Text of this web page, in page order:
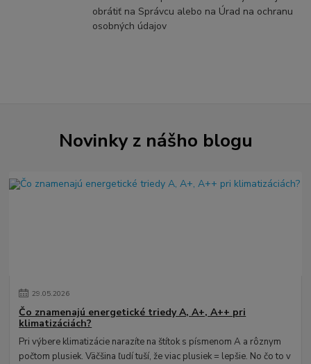
obrátiť na Správcu alebo na Úrad na ochranu
osobných údajov
Novinky z nášho blogu
29.05.2026
Čo znamenajú energetické triedy A, A+, A++ pri
klimatizáciách?
Pri výbere klimatizácie narazíte na štítok s písmenom A a rôznym
počtom plusiek. Väčšina ľudí tuší, že viac plusiek = lepšie. No čo to v